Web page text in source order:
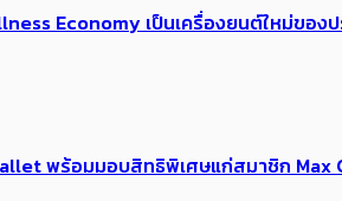
Economy เป็นเครื่องยนต์ใหม่ของป
พร้อมมอบสิทธิพิเศษแก่สมาชิก Max